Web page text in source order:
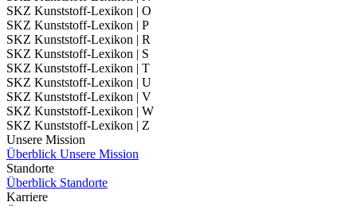
SKZ Kunststoff-Lexikon | O
SKZ Kunststoff-Lexikon | P
SKZ Kunststoff-Lexikon | R
SKZ Kunststoff-Lexikon | S
SKZ Kunststoff-Lexikon | T
SKZ Kunststoff-Lexikon | U
SKZ Kunststoff-Lexikon | V
SKZ Kunststoff-Lexikon | W
SKZ Kunststoff-Lexikon | Z
Unsere Mission
Überblick Unsere Mission
Standorte
Überblick Standorte
Karriere